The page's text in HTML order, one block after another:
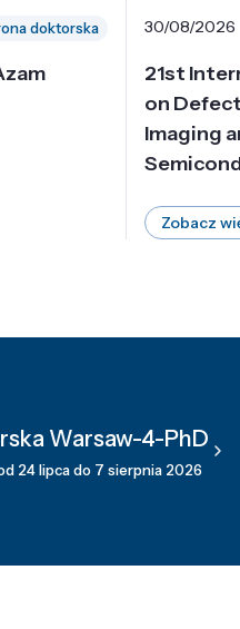
doktorska 30/08/2026
21st
on
Imaging
Zobacz
Warsaw-4-PhD
24 lipca do 7 sierpnia 2026